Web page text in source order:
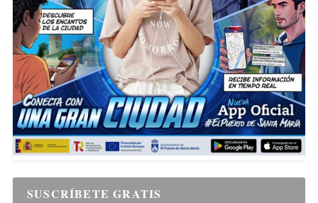
SUSCRÍBETE GRATIS